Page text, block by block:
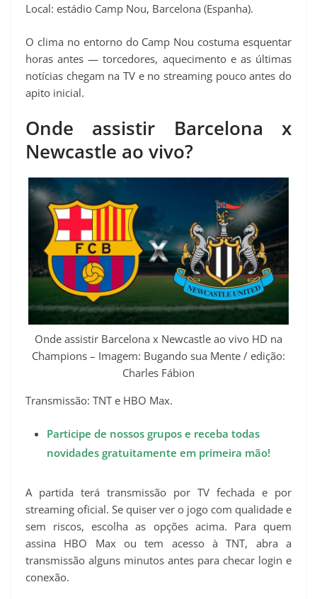
Local: estádio Camp Nou, Barcelona (Espanha).
O clima no entorno do Camp Nou costuma esquentar
horas antes — torcedores, aquecimento e as últimas
notícias chegam na TV e no streaming pouco antes do
apito inicial.
Onde assistir Barcelona x
Newcastle ao vivo?
Onde assistir Barcelona x Newcastle ao vivo HD na
Champions – Imagem: Bugando sua Mente / edição:
Charles Fábion
Transmissão: TNT e HBO Max.
Participe de nossos grupos e receba todas
novidades gratuitamente em primeira mão!
A partida terá transmissão por TV fechada e por
streaming oficial. Se quiser ver o jogo com qualidade e
sem riscos, escolha as opções acima. Para quem
assina HBO Max ou tem acesso à TNT, abra a
transmissão alguns minutos antes para checar login e
conexão.